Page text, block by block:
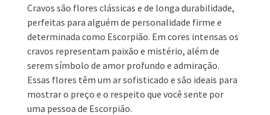
Cravos são flores clássicas e de longa durabilidade,
perfeitas para alguém de personalidade firme e
determinada como Escorpião. Em cores intensas os
cravos representam paixão e mistério, além de
serem símbolo de amor profundo e admiração.
Essas flores têm um ar sofisticado e são ideais para
mostrar o preço e o respeito que você sente por
uma pessoa de Escorpião.